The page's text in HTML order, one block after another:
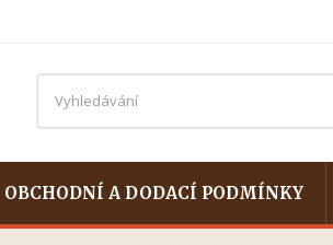
OBCHODNÍ A DODACÍ PODMÍNKY